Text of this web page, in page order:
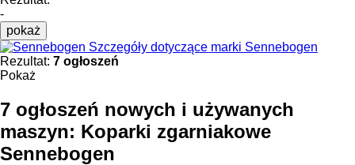
-
pokaż
Szczegóły dotyczące marki Sennebogen
Rezultat: 7 ogłoszeń
Pokaż
7 ogłoszeń nowych i używanych
maszyn: Koparki zgarniakowe
Sennebogen